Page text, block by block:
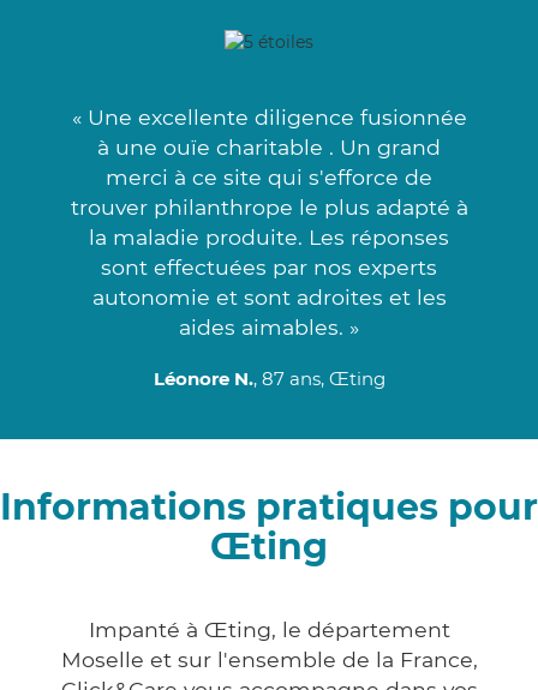
« Une excellente diligence fusionnée
à une ouïe charitable . Un grand
merci à ce site qui s'efforce de
trouver philanthrope le plus adapté à
la maladie produite. Les réponses
sont effectuées par nos experts
autonomie et sont adroites et les
aides aimables. »
Léonore N., 87 ans, Œting
Informations pratiques pour
Œting
Impanté à Œting, le département
Moselle et sur l'ensemble de la France,